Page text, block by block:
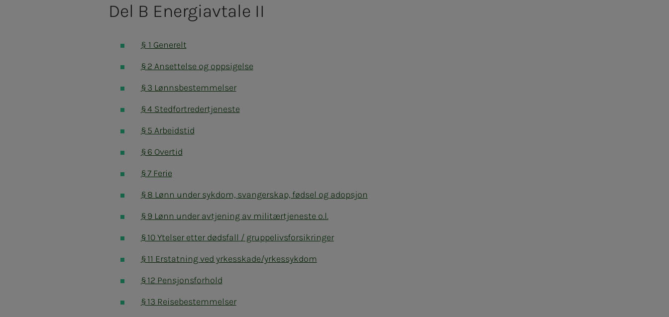
Del B Energiavtale II
§ 1 Generelt
§ 2 Ansettelse og oppsigelse
§ 3 Lønnsbestemmelser
§ 4 Stedfortredertjeneste
§ 5 Arbeidstid
§ 6 Overtid
§ 7 Ferie
§ 8 Lønn under sykdom, svangerskap, fødsel og adopsjon
§ 9 Lønn under avtjening av militærtjeneste o.l.
§ 10 Ytelser etter dødsfall / gruppelivsforsikringer
§ 11 Erstatning ved yrkesskade/yrkessykdom
§ 12 Pensjonsforhold
§ 13 Reisebestemmelser